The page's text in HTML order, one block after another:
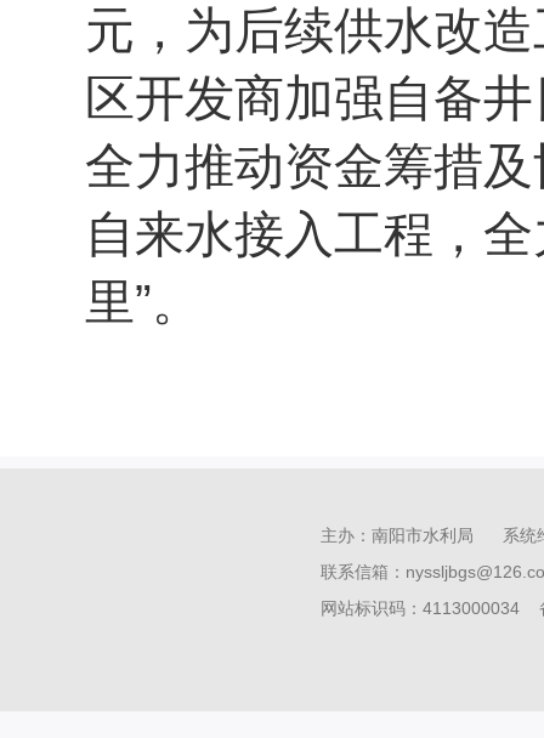
元，为后续供水改
区开发商加强自备
全力推动资金筹措
自来水接入工程，
里”。
主办：南阳市水利局 系
联系信箱：
网站标识码：4113000034